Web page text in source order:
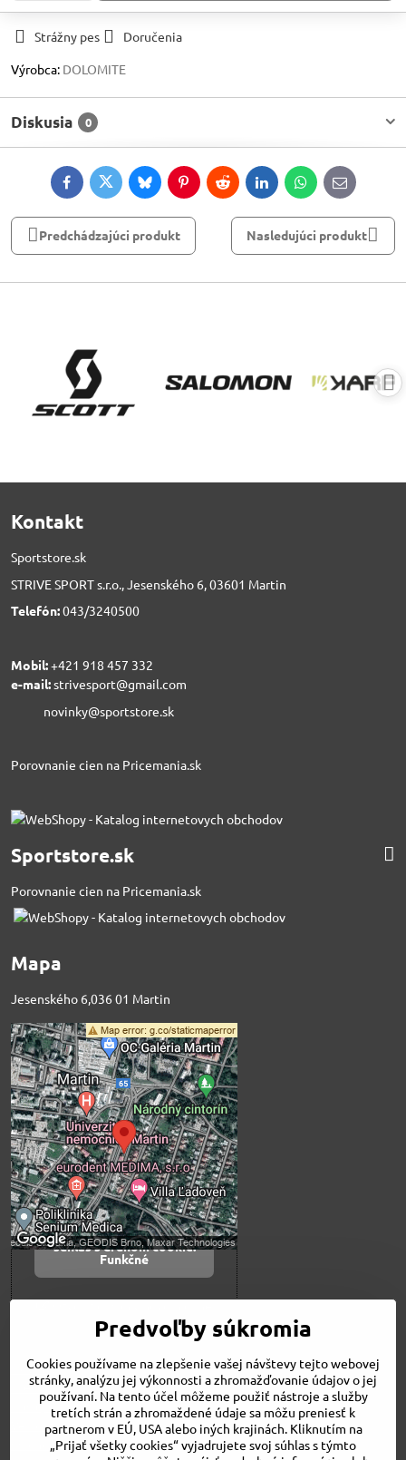
Strážny pes
Doručenia
Výrobca: DOLOMITE
Diskusia 0
FacebookTwitterBlueskyPinterestRedditLinkedInWhatsApp
E-
mail
Predchádzajúci produkt Nasledujúci produkt
Kontakt
Sportstore.sk
STRIVE SPORT s.r.o., Jesenského 6, 03601 Martin
Telefón:043/3240500
Mobil:+421 918 457 332
e-mail:strivesport@gmail.com
novinky@sportstore.sk
Porovnanie cien na Pricemania.sk
Sportstore.sk
Porovnanie cien na Pricemania.sk
Mapa
Jesenského 6,036 01 Martin
Externý obsah je
blokovaný Voľbami
súkromia
Prajete si načítať externý obsah?
Povoliť tentokrát
Povoliť a zapamätať -
súhlas s druhom cookie:
Funkčné
Otvoriť obsah v novom okne
Novinky
Niečo o nás
Naša ponuka
Veľkostné tabuľky
Obchodné podmienky
Predvoľby súkromia
Cookies používame na zlepšenie vašej návštevy tejto webovej
stránky, analýzu jej výkonnosti a zhromažďovanie údajov o jej
používaní. Na tento účel môžeme použiť nástroje a služby
tretích strán a zhromaždené údaje sa môžu preniesť k
partnerom v EÚ, USA alebo iných krajinách. Kliknutím na
„Prijať všetky cookies“ vyjadrujete svoj súhlas s týmto